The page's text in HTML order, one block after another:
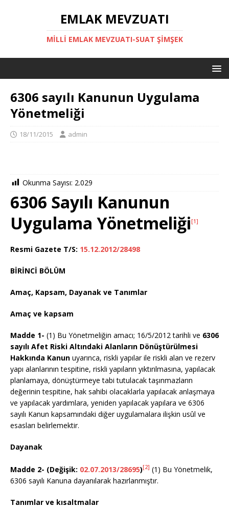
EMLAK MEVZUATI
MILLI EMLAK MEVZUATI-SUAT ŞİMŞEK
6306 sayılı Kanunun Uygulama
Yönetmeliği
18/11/2015 admin
Okunma Sayısı: 2.029
6306 Sayılı Kanunun
Uygulama Yönetmeliği[1]
Resmi Gazete T/S: 15.12.2012/28498
BİRİNCİ BÖLÜM
Amaç, Kapsam, Dayanak ve Tanımlar
Amaç ve kapsam
Madde 1- (1) Bu Yönetmeliğin amacı; 16/5/2012 tarihli ve 6306
sayılı Afet Riski Altındaki Alanların Dönüştürülmesi
Hakkında Kanun uyarınca, riskli yapılar ile riskli alan ve rezerv
yapı alanlarının tespitine, riskli yapıların yıktırılmasına, yapılacak
planlamaya, dönüştürmeye tabi tutulacak taşınmazların
değerinin tespitine, hak sahibi olacaklarla yapılacak anlaşmaya
ve yapılacak yardımlara, yeniden yapılacak yapılara ve 6306
sayılı Kanun kapsamındaki diğer uygulamalara ilişkin usûl ve
esasları belirlemektir.
Dayanak
Madde 2- (Değişik: 02.07.2013/28695)[2] (1) Bu Yönetmelik,
6306 sayılı Kanuna dayanılarak hazırlanmıştır.
Tanımlar ve kısaltmalar